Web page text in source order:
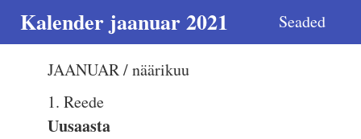
Kalender jaanuar 2021 Seaded
JAANUAR / näärikuu
1. Reede
Uusaasta